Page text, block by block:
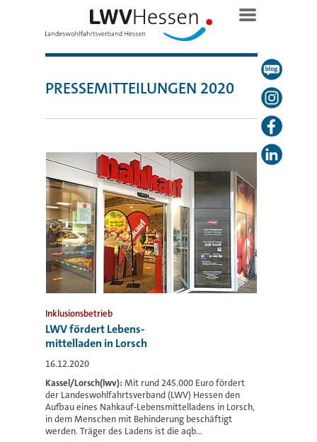
PRESSEMITTEILUNGEN 2020
Inklusionsbetrieb
LWV fördert Lebens-
mittelladen in Lorsch
16.12.2020
Kassel/Lorsch(lwv): Mit rund 245.000 Euro fördert
der Landeswohlfahrtsverband (LWV) Hessen den
Aufbau eines Nahkauf-Lebensmittelladens in Lorsch,
in dem Menschen mit Behinderung beschäftigt
werden. Träger des Ladens ist die aqb...